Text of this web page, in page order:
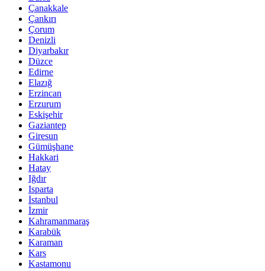
Çanakkale
Çankırı
Çorum
Denizli
Diyarbakır
Düzce
Edirne
Elazığ
Erzincan
Erzurum
Eskişehir
Gaziantep
Giresun
Gümüşhane
Hakkari
Hatay
Iğdır
Isparta
İstanbul
İzmir
Kahramanmaraş
Karabük
Karaman
Kars
Kastamonu